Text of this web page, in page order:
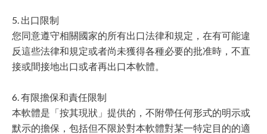
5. 出口限制
您同意遵守相關國家的所有出口法律和規定，在有可能違
反這些法律和規定或者尚未獲得各種必要的批准時，不直
接或間接地出口或者再出口本軟體。
6. 有限擔保和責任限制
本軟體是「按其現狀」提供的，不附帶任何形式的明示或
默示的擔保，包括但不限於對本軟體對某一特定目的的適